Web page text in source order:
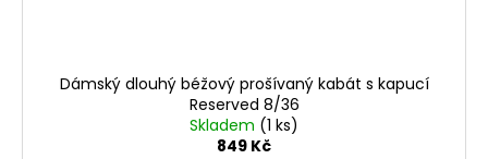
Dámský dlouhý béžový prošívaný kabát s kapucí
Reserved 8/36
Skladem (1 ks)
849 Kč